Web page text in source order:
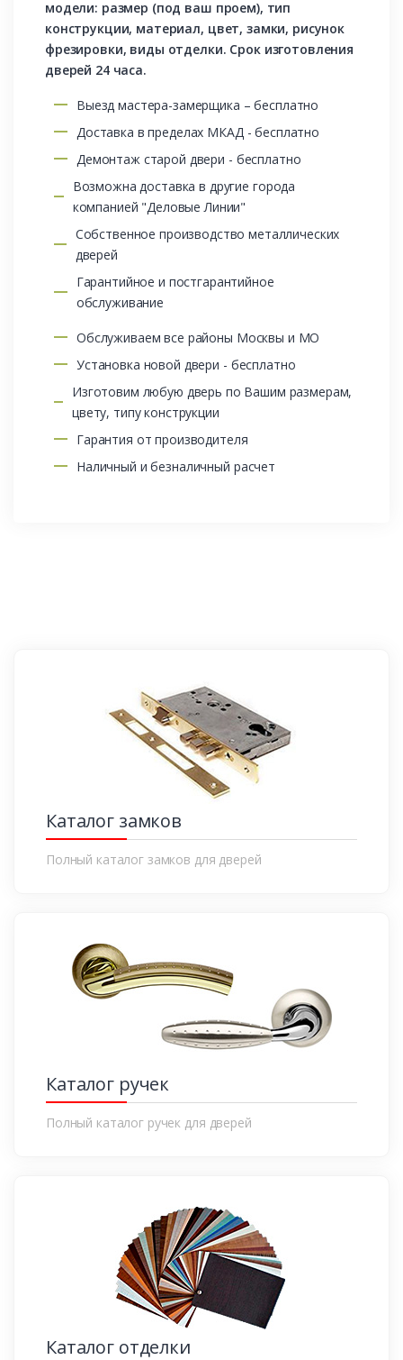
модели: размер (под ваш проем), тип
конструкции, материал, цвет, замки, рисунок
фрезировки, виды отделки. Срок изготовления
дверей 24 часа.
Выезд мастера-замерщика – бесплатно
Доставка в пределах МКАД - бесплатно
Демонтаж старой двери - бесплатно
Возможна доставка в другие города
компанией "Деловые Линии"
Собственное производство металлических
дверей
Гарантийное и постгарантийное
обслуживание
Обслуживаем все районы Москвы и МО
Установка новой двери - бесплатно
Изготовим любую дверь по Вашим размерам,
цвету, типу конструкции
Гарантия от производителя
Наличный и безналичный расчет
Каталог замков
Полный каталог замков для дверей
Каталог ручек
Полный каталог ручек для дверей
Каталог отделки